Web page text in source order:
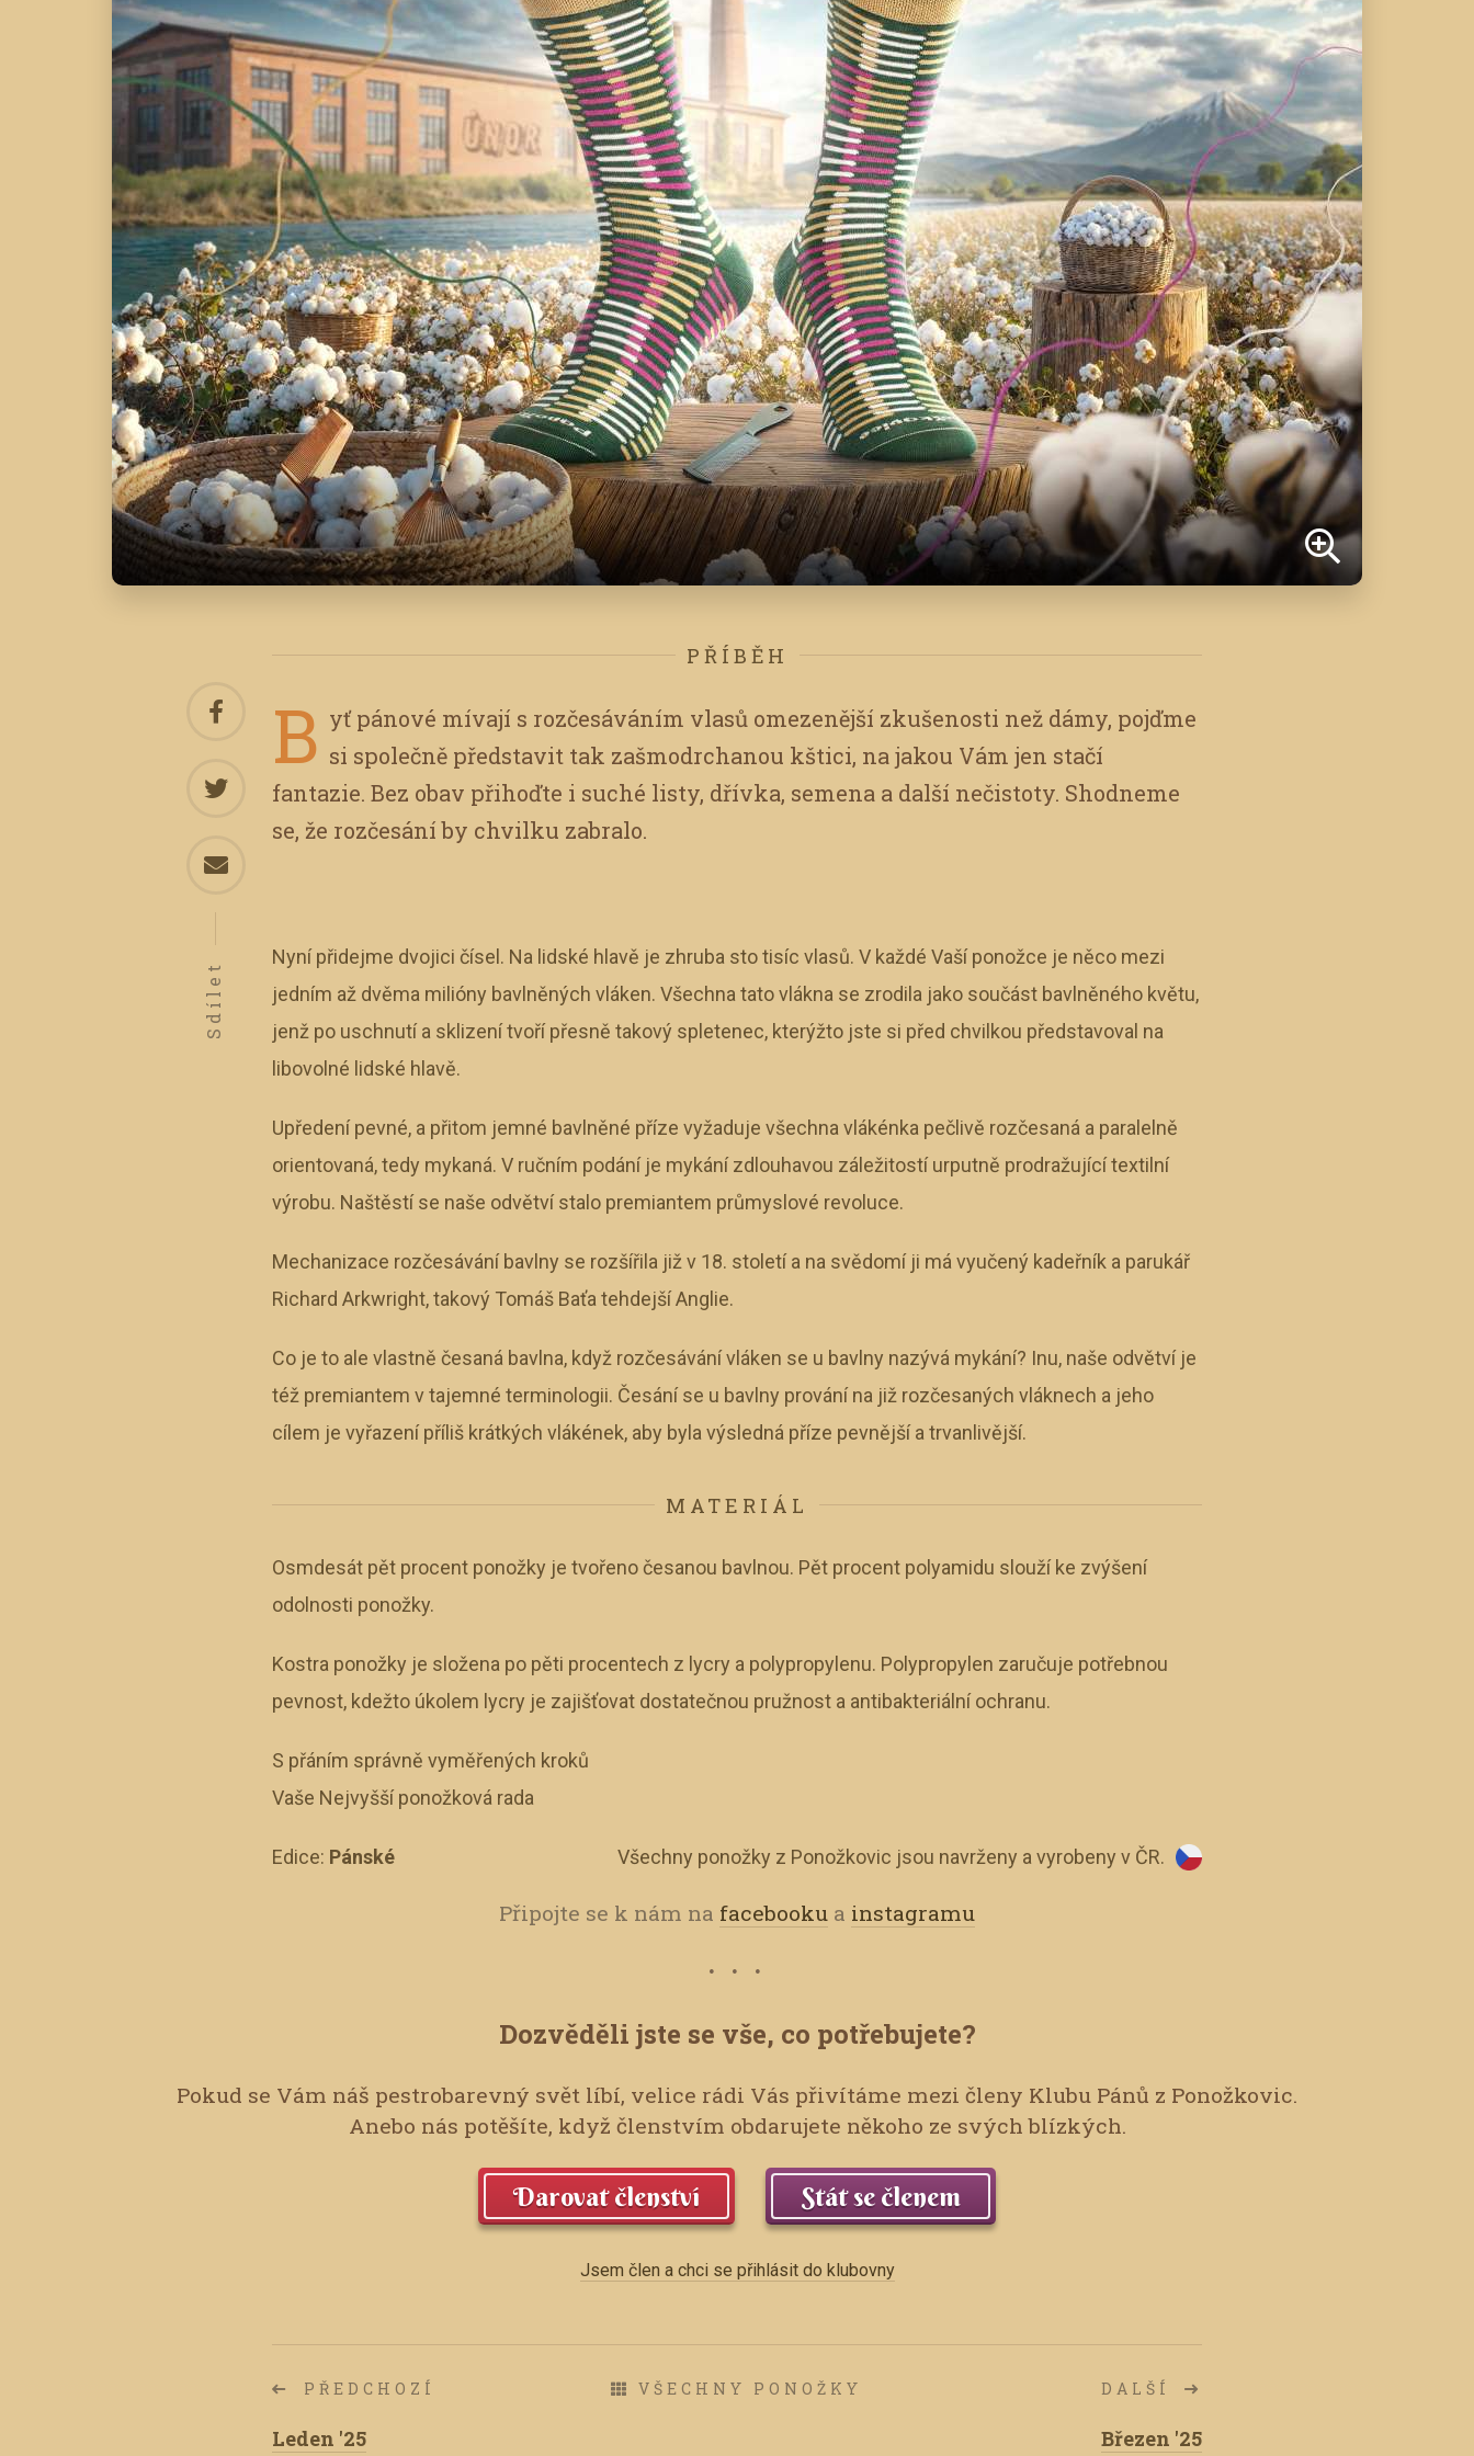
PŘÍBĚH
B yť pánové mívají s rozčesáváním vlasů omezenější zkušenosti než dámy, pojďme
si společně představit tak zašmodrchanou kštici, na jakou Vám jen stačí
fantazie. Bez obav přihoďte i suché listy, dřívka, semena a další nečistoty. Shodneme
se, že rozčesání by chvilku zabralo.
Nyní přidejme dvojici čísel. Na lidské hlavě je zhruba sto tisíc vlasů. V každé Vaší ponožce je něco mezi
jedním až dvěma milióny bavlněných vláken. Všechna tato vlákna se zrodila jako součást bavlněného květu,
jenž po uschnutí a sklizení tvoří přesně takový spletenec, kterýžto jste si před chvilkou představoval na
libovolné lidské hlavě.
Upředení pevné, a přitom jemné bavlněné příze vyžaduje všechna vlákénka pečlivě rozčesaná a paralelně
orientovaná, tedy mykaná. V ručním podání je mykání zdlouhavou záležitostí urputně prodražující textilní
výrobu. Naštěstí se naše odvětví stalo premiantem průmyslové revoluce.
Mechanizace rozčesávání bavlny se rozšířila již v 18. století a na svědomí ji má vyučený kadeřník a parukář
Richard Arkwright, takový Tomáš Baťa tehdejší Anglie.
Co je to ale vlastně česaná bavlna, když rozčesávání vláken se u bavlny nazývá mykání? Inu, naše odvětví je
též premiantem v tajemné terminologii. Česání se u bavlny prování na již rozčesaných vláknech a jeho
cílem je vyřazení příliš krátkých vlákének, aby byla výsledná příze pevnější a trvanlivější.
MATERIÁL
Osmdesát pět procent ponožky je tvořeno česanou bavlnou. Pět procent polyamidu slouží ke zvýšení
odolnosti ponožky.
Kostra ponožky je složena po pěti procentech z lycry a polypropylenu. Polypropylen zaručuje potřebnou
pevnost, kdežto úkolem lycry je zajišťovat dostatečnou pružnost a antibakteriální ochranu.
S přáním správně vyměřených kroků
Vaše Nejvyšší ponožková rada
Edice: Pánské Všechny ponožky z Ponožkovic jsou navrženy a vyrobeny v ČR.
Sdílet
Připojte se k nám na facebooku a instagramu
Dozvěděli jste se vše, co potřebujete?
Pokud se Vám náš pestrobarevný svět líbí, velice rádi Vás přivítáme mezi členy Klubu Pánů z Ponožkovic.
Anebo nás potěšíte, když členstvím obdarujete někoho ze svých blízkých.
Darovat členství Stát se členem
Jsem člen a chci se přihlásit do klubovny
PŘEDCHOZÍ
Leden '25
VŠECHNY PONOŽKY DALŠÍ
Březen '25